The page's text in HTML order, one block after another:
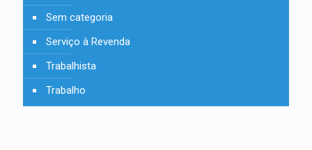
Sem categoria
Serviço à Revenda
Trabalhista
Trabalho